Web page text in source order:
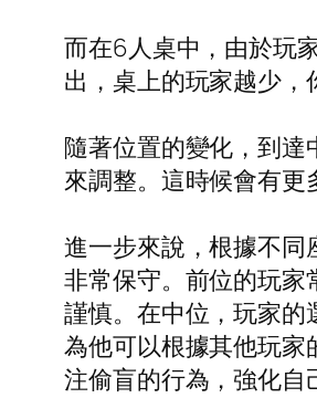
而在6人桌中，由於玩
出，桌上的玩家越少，
隨著位置的變化，到
來調整。這時候會有更
進一步來說，根據不
非常保守。前位的玩
謹慎。在中位，玩家
為他可以根據其他玩
注偷盲的行為，強化自